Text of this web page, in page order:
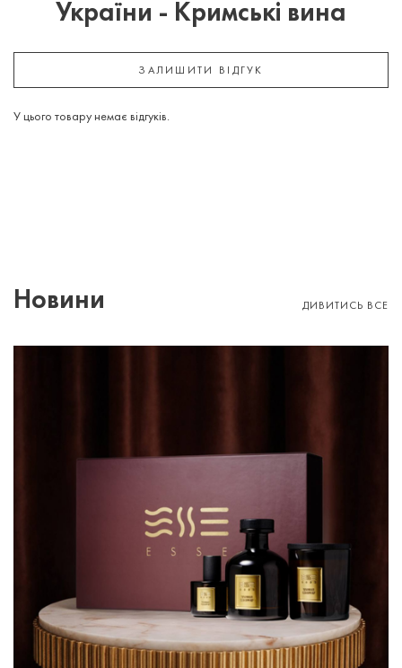
України - Кримські вина
ЗАЛИШИТИ ВІДГУК
У цього товару немає відгуків.
Новини ДИВИТИСЬ ВСЕ